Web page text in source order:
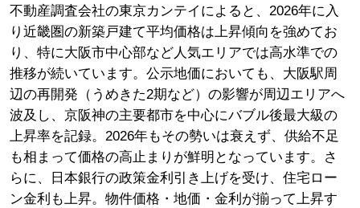
不動産調査会社の東京カンテイによると、2026年に入
り近畿圏の新築戸建て平均価格は上昇傾向を強めてお
り、特に大阪市中心部など人気エリアでは高水準での
推移が続いています。公示地価においても、大阪駅周
辺の再開発（うめきた2期など）の影響が周辺エリアへ
波及し、京阪神の主要都市を中心にバブル後最大級の
上昇率を記録。2026年もその勢いは衰えず、供給不足
も相まって価格の高止まりが鮮明となっています。さ
らに、日本銀行の政策金利引き上げを受け、住宅ロー
ン金利も上昇。物件価格・地価・金利が揃って上昇す